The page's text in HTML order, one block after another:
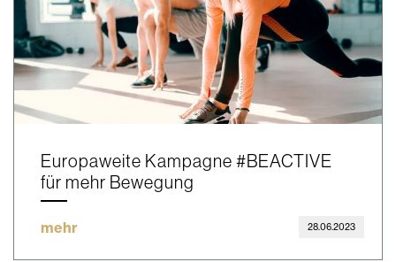
Europaweite Kampagne #BEACTIVE
für mehr Bewegung
mehr 28.06.2023